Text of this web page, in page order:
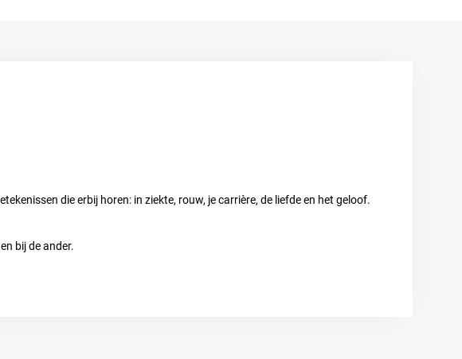
die erbij horen: in ziekte, rouw, je carrière, de liefde en het geloof.
bij de ander.